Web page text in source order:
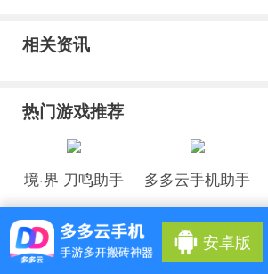
相关资讯
热门游戏推荐
境·界 刀鸣助手 多多云手机助手
安卓版